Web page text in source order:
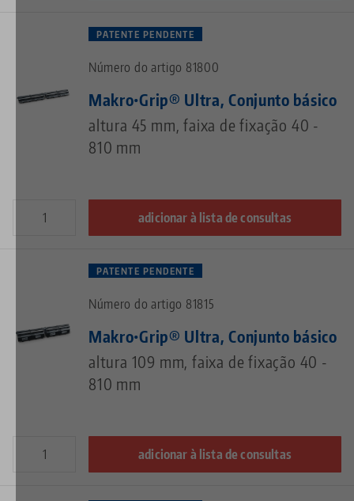
PATENTE PENDENTE
Número do artigo 81800
Makro•Grip® Ultra, Conjunto básico
altura 45 mm, faixa de fixação 40 -
810 mm
adicionar à lista de consultas
PATENTE PENDENTE
Número do artigo 81815
Makro•Grip® Ultra, Conjunto básico
altura 109 mm, faixa de fixação 40 -
810 mm
adicionar à lista de consultas